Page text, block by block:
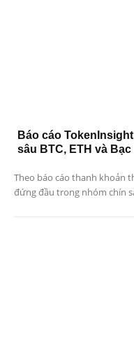
Báo cáo
sâu BTC, ETH và
Theo báo cáo thanh khoản
đứng đầu trong nhóm chín